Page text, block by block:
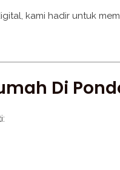
kami hadir untuk
Di